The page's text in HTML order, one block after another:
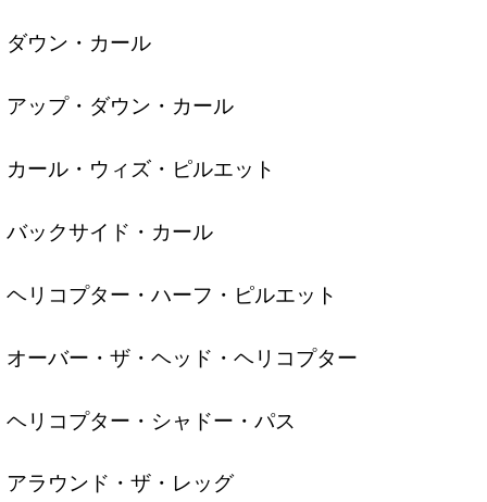
ダウン・カール
アップ・ダウン・カール
カール・ウィズ・ピルエット
バックサイド・カール
ヘリコプター・ハーフ・ピルエット
オーバー・ザ・ヘッド・ヘリコプター
ヘリコプター・シャドー・パス
アラウンド・ザ・レッグ